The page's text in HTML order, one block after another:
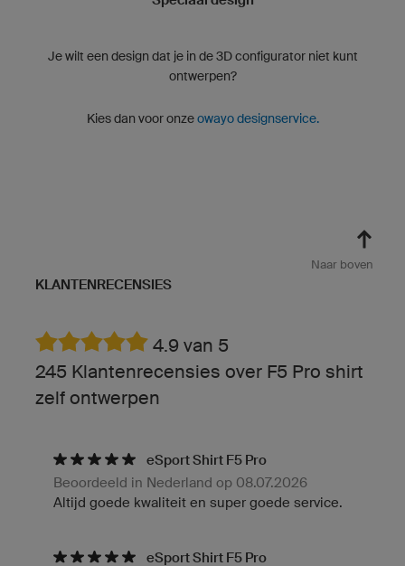
Je wilt een design dat je in de 3D configurator niet kunt
ontwerpen?
Kies dan voor onzeowayo designservice.
Naar boven
KLANTENRECENSIES
4.9 van 5
245 Klantenrecensies over F5 Pro shirt
zelf ontwerpen
eSport Shirt F5 Pro
Beoordeeld in Nederland op 08.07.2026
Altijd goede kwaliteit en super goede service.
eSport Shirt F5 Pro